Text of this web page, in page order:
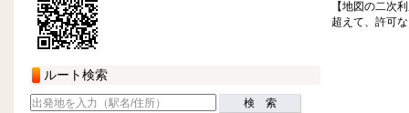
ルート検索
検 索
【地図の二次
超えて、許可